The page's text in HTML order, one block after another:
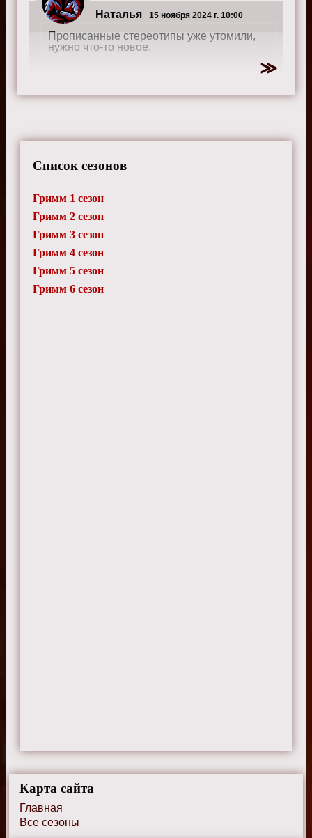
Наталья 15 ноября 2024 г. 10:00
Прописанные стереотипы уже утомили,
нужно что-то новое.
Список сезонов
Гримм 1 сезон
Гримм 2 сезон
Гримм 3 сезон
Гримм 4 сезон
Гримм 5 сезон
Гримм 6 сезон
Карта сайта
Главная
Все сезоны